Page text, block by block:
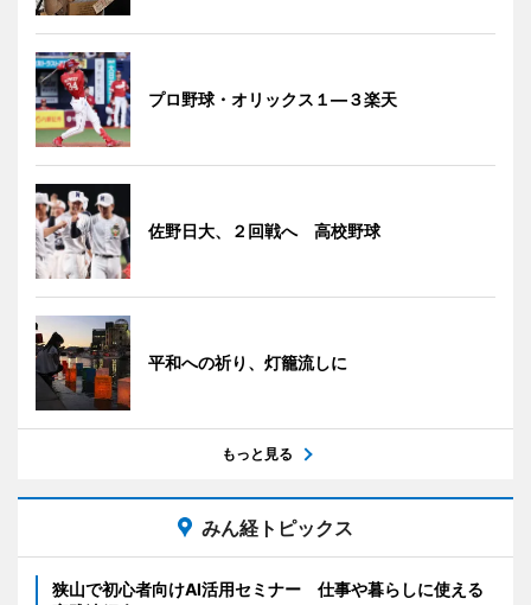
プロ野球・オリックス１―３楽天
佐野日大、２回戦へ 高校野球
平和への祈り、灯籠流しに
もっと見る
みん経トピックス
狭山で初心者向けAI活用セミナー 仕事や暮らしに使える